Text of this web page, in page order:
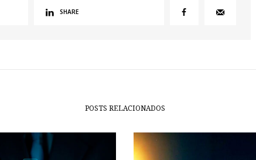
SHARE
POSTS RELACIONADOS